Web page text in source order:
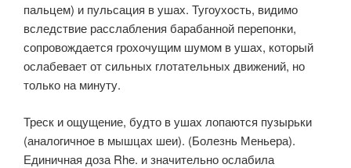
пальцем) и пульсация в ушах. Тугоухость, видимо
вследствие расслабления барабанной перепонки,
сопровождается грохочущим шумом в ушах, который
ослабевает от сильных глотательных движений, но
только на минуту.
Треск и ощущение, будто в ушах лопаются пузырьки
(аналогичное в мышцах шеи). (Болезнь Меньера).
Единичная доза Rhe. и значительно ослабила